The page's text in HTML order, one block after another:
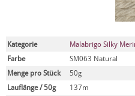
Kategorie
Malabrigo Silky
Farbe
SM063 Natural
Menge pro Stück
50g
Lauflänge / 50g
137m